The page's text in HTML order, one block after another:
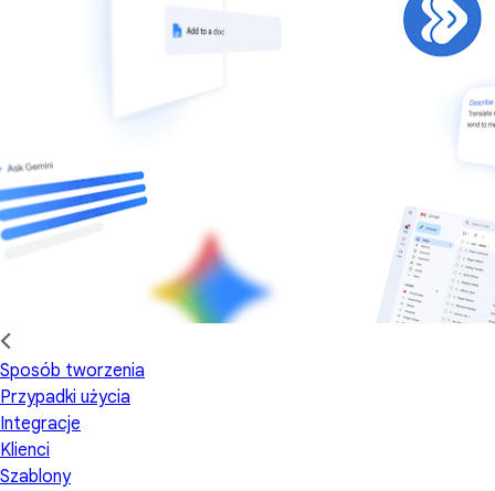
Sposób tworzenia
Przypadki użycia
Integracje
Klienci
Szablony